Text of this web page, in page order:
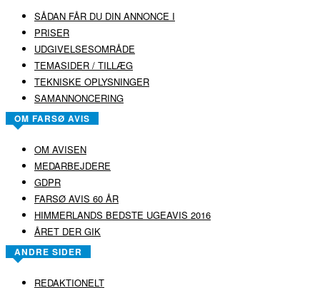
SÅDAN FÅR DU DIN ANNONCE I
PRISER
UDGIVELSESOMRÅDE
TEMASIDER / TILLÆG
TEKNISKE OPLYSNINGER
SAMANNONCERING
OM FARSØ AVIS
OM AVISEN
MEDARBEJDERE
GDPR
FARSØ AVIS 60 ÅR
HIMMERLANDS BEDSTE UGEAVIS 2016
ÅRET DER GIK
ANDRE SIDER
REDAKTIONELT